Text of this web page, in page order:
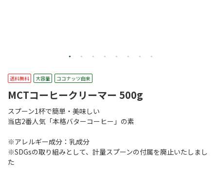
送料無料 大容量 ココナッツ由来
MCTコーヒークリーマー 500g
スプーン1杯で簡単・美味しい
当店2番人気「本格バターコーヒー」の素
※アレルギー成分：乳成分
※SDGsの取り組みとして、計量スプーンの付属を廃止いたしまし
た